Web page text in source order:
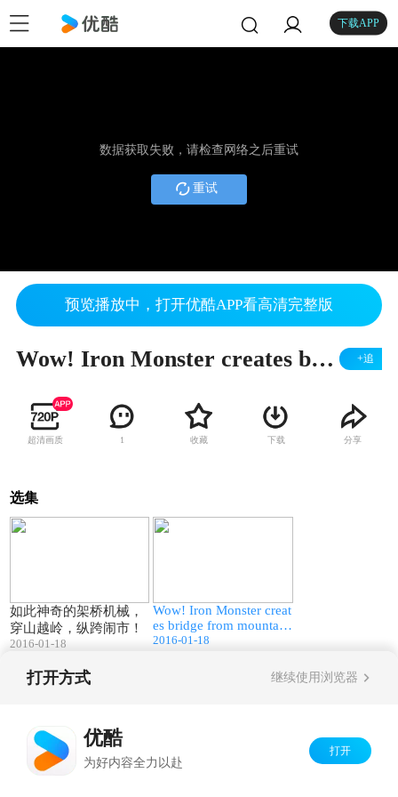
下载APP
数据获取失败，请检查网络之后重试
重试
预览播放中，打开优酷APP看高清完整版
Wow! Iron Monster creates bridge from mountain to city！ +追
超清画质 1 收藏 下载 分享
选集
如此神奇的架桥机械，
穿山越岭，纵跨闹市！
2016-01-18
Wow! Iron Monster creat
es bridge from mountain
to city！
2016-01-18
打开方式 继续使用浏览器
优酷
为好内容全力以赴
打开